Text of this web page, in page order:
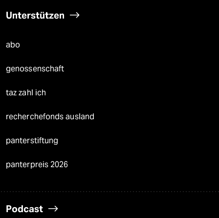
Unterstützen
abo
genossenschaft
taz zahl ich
recherchefonds ausland
panterstiftung
panterpreis 2026
Podcast